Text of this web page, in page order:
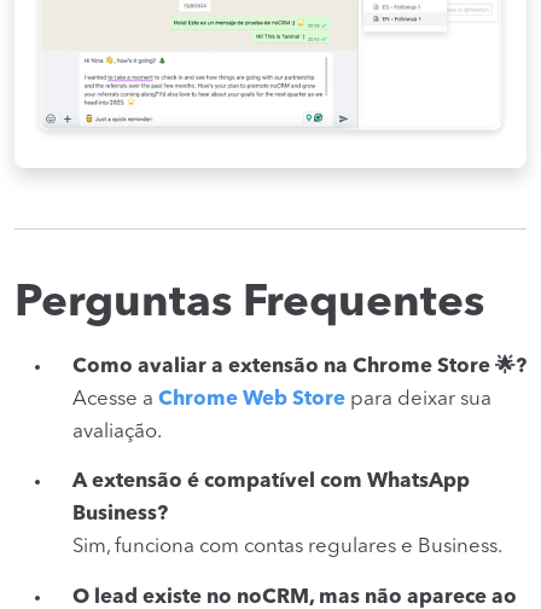
Perguntas Frequentes
Como avaliar a extensão na Chrome Store 🌟?
Acesse a Chrome Web Store para deixar sua
avaliação.
A extensão é compatível com WhatsApp
Business?
Sim, funciona com contas regulares e Business.
O lead existe no noCRM, mas não aparece ao